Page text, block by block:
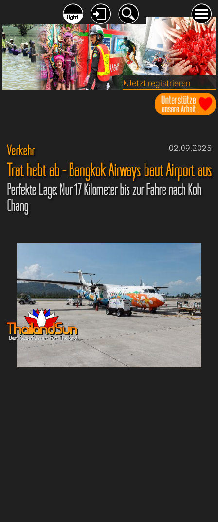
Jetzt registrieren
02.09.2025
Verkehr
Trat hebt ab - Bangkok Airways baut Airport aus
Perfekte Lage: Nur 17 Kilometer bis zur Fähre nach Koh
Chang